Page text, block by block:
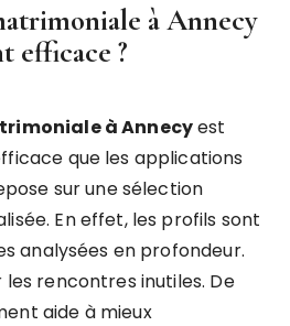
à Annecy
efficace ?
à Annecyest
que les applications
sur une sélection
En effet, les profils sont
analysées en profondeur.
rencontres inutiles. De
aide à mieux